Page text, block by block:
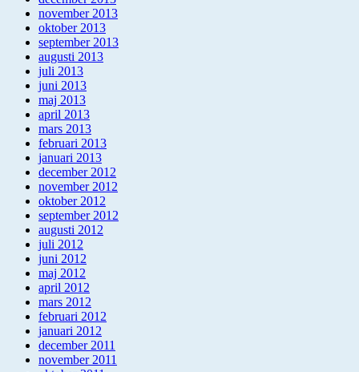
november 2013
oktober 2013
september 2013
augusti 2013
juli 2013
juni 2013
maj 2013
april 2013
mars 2013
februari 2013
januari 2013
december 2012
november 2012
oktober 2012
september 2012
augusti 2012
juli 2012
juni 2012
maj 2012
april 2012
mars 2012
februari 2012
januari 2012
december 2011
november 2011